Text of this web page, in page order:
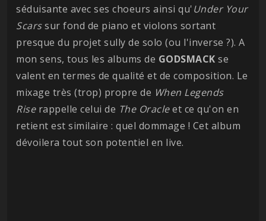
séduisante avec ses choeurs ainsi qu'Under Your
Scarssur fond de piano et violons sortant
presque du projet sully de solo (ou l'inverse ?). A
mon sens, tous les albums de GODSMACK se
valent en termes de qualité et de composition. Le
mixage très (trop) propre de When Legends
Riserappelle celui de The Oracleet ce qu'on en
retient est similaire : quel dommage ! Cet album
dévoilera tout son potentiel en live.